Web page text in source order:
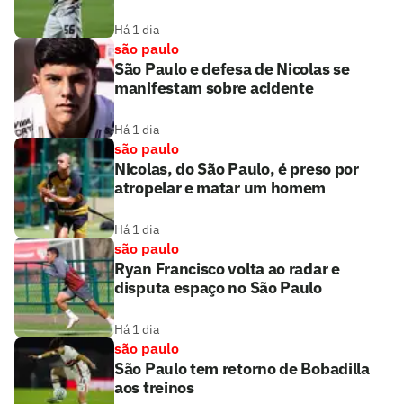
Há 1 dia
são paulo
São Paulo e defesa de Nicolas se
manifestam sobre acidente
Há 1 dia
são paulo
Nicolas, do São Paulo, é preso por
atropelar e matar um homem
Há 1 dia
são paulo
Ryan Francisco volta ao radar e
disputa espaço no São Paulo
Há 1 dia
são paulo
São Paulo tem retorno de Bobadilla
aos treinos